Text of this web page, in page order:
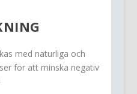
med naturliga och
för att minska negativ